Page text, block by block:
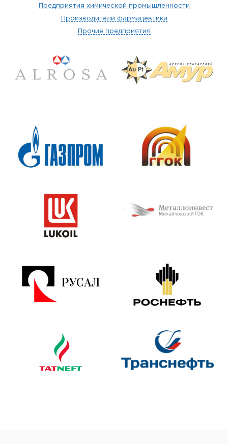
Предприятия химической промышленности
Производители фармацевтики
Прочие предприятия